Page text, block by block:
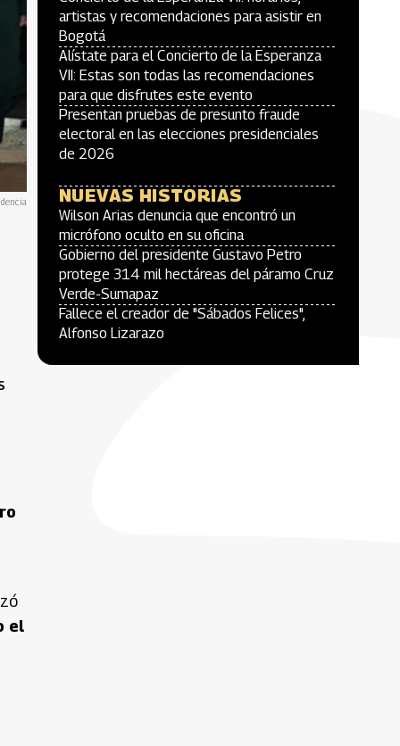
el
artistas y recomendaciones para asistir en
Bogotá
Alístate para el Concierto de la Esperanza
VII: Estas son todas las recomendaciones
para que disfrutes este evento
Presentan pruebas de presunto fraude
electoral en las elecciones presidenciales
de 2026
NUEVAS HISTORIAS
Wilson Arias denuncia que encontró un
micrófono oculto en su oficina
Gobierno del presidente Gustavo Petro
protege 314 mil hectáreas del páramo Cruz
Verde-Sumapaz
Fallece el creador de "Sábados Felices",
Alfonso Lizarazo